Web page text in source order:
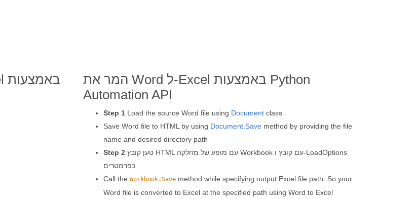
המר את Word ל-Excel באמצעות Python
Automation API
Step 1 Load the source Word file using Document class
Save Word file to HTML by using Document.Save method by providing the file
name and desired directory path
Step 2
כפרמטרים
Call the Workbook.Save method while specifying output Excel file path. So your
Word file is converted to Excel at the specified path using Word to Excel